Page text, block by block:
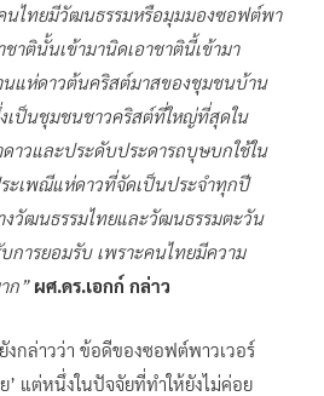
นไทยมีวัฒนธรรมหรือมุมมองซอฟต์พา
าตินั้นเข้ามานิดเอาชาตินี้เข้ามา
นแห่ดาวต้นคริสต์มาสของชุมชนบ้าน
เป็นชุมชนชาวคริสต์ที่ใหญ่ที่สุดใน
ดาวและประดับประดารถบุษบกใช้ใน
ะเพณีแห่ดาวที่จัดเป็นประจำทุกปี
งวัฒนธรรมไทยและวัฒนธรรมตะวัน
การยอมรับ เพราะคนไทยมีความ
ก” ผศ.ดร.เอกก์ กล่าว
กล่าวว่า ข้อดีของซอฟต์พาวเวอร์
’ แต่หนึ่งในปัจจัยที่ทำให้ยังไม่ค่อย